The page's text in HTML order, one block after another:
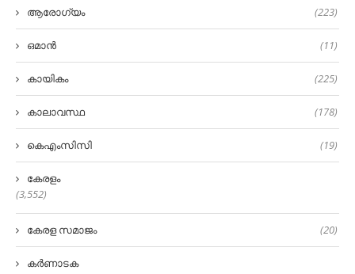
ആരോഗ്യം (223)
ഒമാൻ (11)
കായികം (225)
കാലാവസ്ഥ (178)
കെഎംസിസി (19)
കേരളം
(3,552)
കേരള സമാജം (20)
കർണാടക